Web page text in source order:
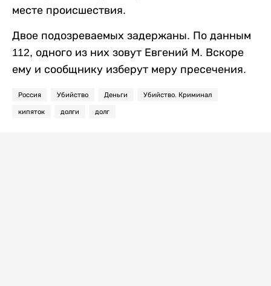
месте происшествия.
Двое подозреваемых задержаны. По данным
112, одного из них зовут Евгений М. Вскоре
ему и сообщнику изберут меру пресечения.
Россия Убийство Деньги Убийство. Криминал
кипяток долги долг